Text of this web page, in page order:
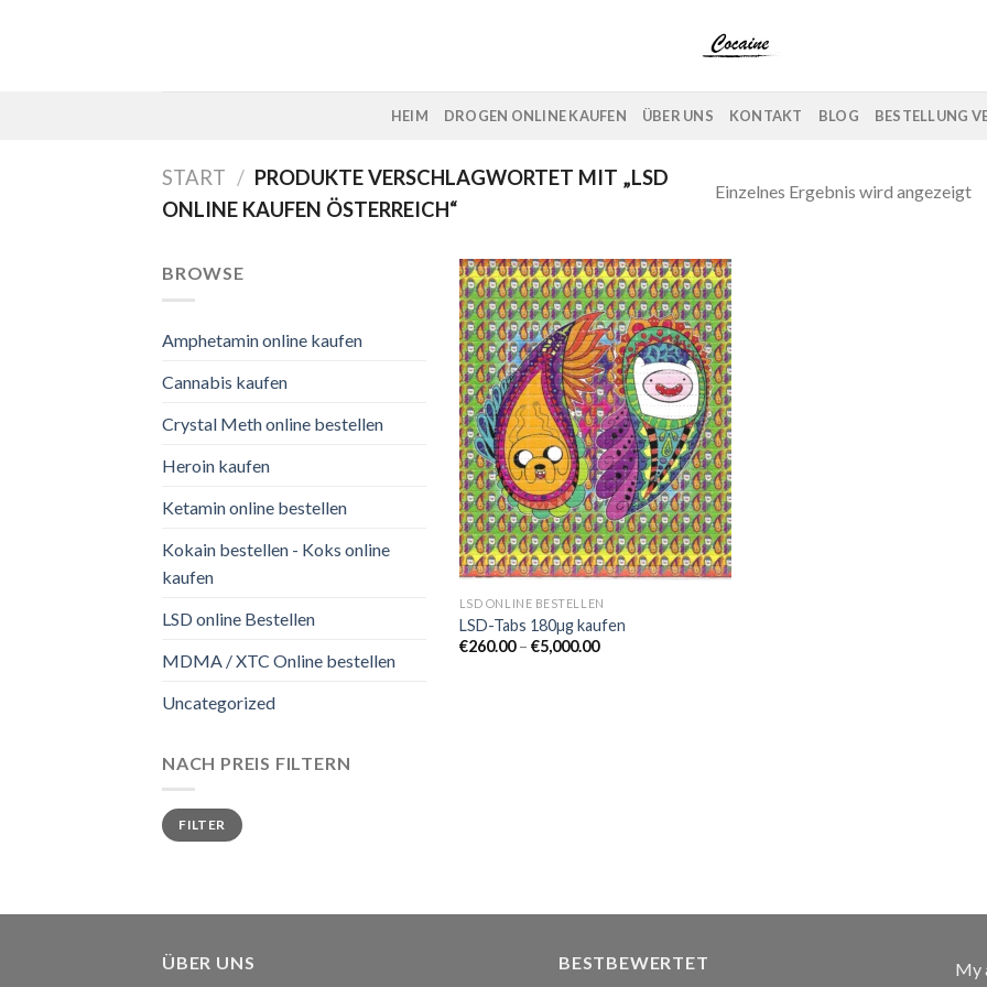
HEIM DROGEN ONLINE KAUFEN ÜBER UNS KONTAKT BLOG BESTELLUNG
START / PRODUKTE VERSCHLAGWORTET MIT „LSD
ONLINE KAUFEN ÖSTERREICH“
Einzelnes Ergebnis wird angezeigt
BROWSE
Amphetamin online kaufen
Cannabis kaufen
Crystal Meth online bestellen
Heroin kaufen
Ketamin online bestellen
Kokain bestellen - Koks online
kaufen
LSD online Bestellen
MDMA / XTC Online bestellen
Uncategorized
NACH PREIS FILTERN
Min.
Preis
Max.
PreisFILTER
Add to
wishlist
LSD ONLINE BESTELLEN
LSD-Tabs 180µg kaufen
€260.00 – €5,000.00Preisspanne:
ÜBER UNS BESTBEWERTET My